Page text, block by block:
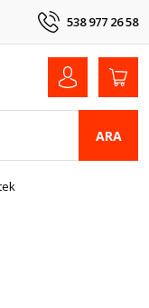
538 977 26 58
ARA